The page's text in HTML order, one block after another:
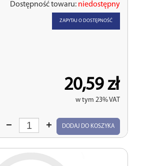
Dostępność towaru: niedostępny
ZAPYTAJ O DOSTĘPNOŚĆ
20,59 zł
w tym 23% VAT
Wprowadź
DODAJ DO KOSZYKA